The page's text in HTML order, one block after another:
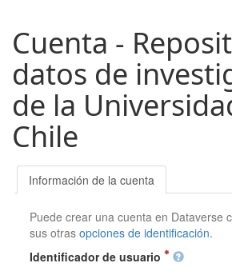
Cuenta -
datos de
de la
Chile
Información de la cuenta
Puede crear una cuenta en Dataverse
sus otrasopciones de identificación.
Identificador de usuario